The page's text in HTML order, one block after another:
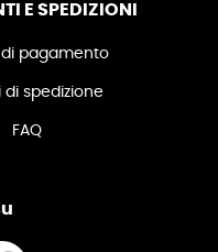
E SPEDIZIONI
di pagamento
di spedizione
FAQ